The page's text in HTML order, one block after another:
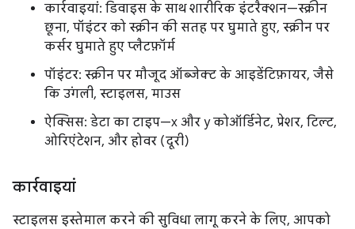
कार्रवाइयां: डिवाइस के साथ शारीरिक इंटरैक्शन—स्क्रीन
छूना, पॉइंटर को स्क्रीन की सतह पर घुमाते हुए, स्क्रीन पर
कर्सर घुमाते हुए प्लैटफ़ॉर्म
पॉइंटर: स्क्रीन पर मौजूद ऑब्जेक्ट के आइडेंटिफ़ायर, जैसे
कि उंगली, स्टाइलस, माउस
ऐक्सिस: डेटा का टाइप—x और y कोऑर्डिनेट, प्रेशर, टिल्ट,
ओरिएंटेशन, और होवर (दूरी)
कार्रवाइयां
स्टाइलस इस्तेमाल करने की सुविधा लागू करने के लिए, आपको